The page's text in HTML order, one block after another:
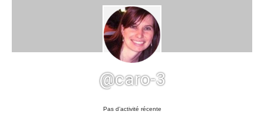
@caro-3
Pas d’activité récente